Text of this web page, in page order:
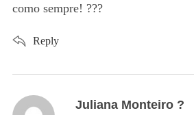
como sempre! ???
Reply
s
Juliana Monteiro ?
f
r